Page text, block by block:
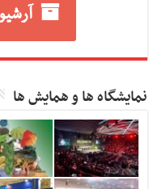
نمایشگاه ها و همایش ها